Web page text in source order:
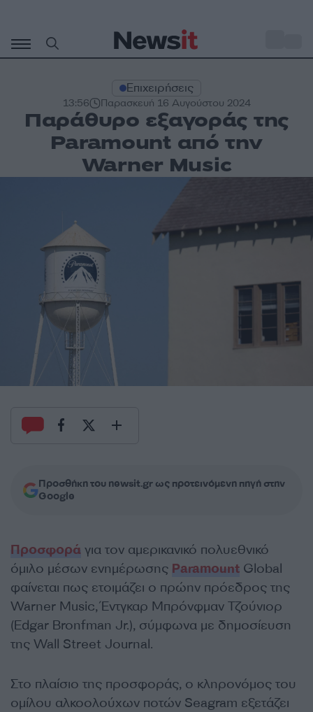
περιεχόμενο
Επιχειρήσεις
13:56 Παρασκευή 16 Αυγούστου 2024
Παράθυρο εξαγοράς της
Paramount από την
Warner Music
Προσθήκη του newsit.gr ως προτεινόμενη πηγή στην
Google
Προσφορά για τον αμερικανικό πολυεθνικό
όμιλο μέσων ενημέρωσης Paramount Global
φαίνεται πως ετοιμάζει ο πρώην πρόεδρος της
Warner Music, Έντγκαρ Μπρόνφμαν Τζούνιορ
(Edgar Bronfman Jr.), σύμφωνα με δημοσίευση
της Wall Street Journal.
Στο πλαίσιο της προσφοράς, ο κληρονόμος του
ομίλου αλκοολούχων ποτών Seagram εξετάζει